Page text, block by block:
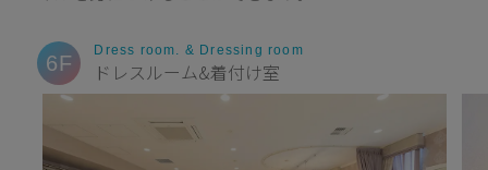
6F
Dress room. & Dressing room
ドレスルーム&着付け室